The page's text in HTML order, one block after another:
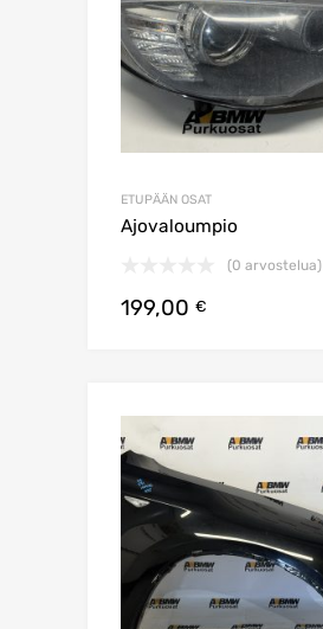
ETUPÄÄN OSAT
Ajovaloumpio
(0 arvostelua)
199,00 €